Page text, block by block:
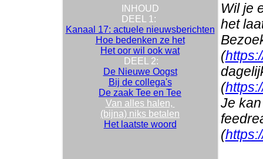
INHOUD
DEEL 1:
Kanaal 17: actuele nieuwsberichten
Hoe bedenken ze het
Het oor wil ook wat
DEEL 2:
De Nieuwe Oogst
Bij de collega's
De zaak Tee en Tee
Van alles halen,
(bijna) niks betalen
Het laatste woord
Wil je
het
(
(
Je
(